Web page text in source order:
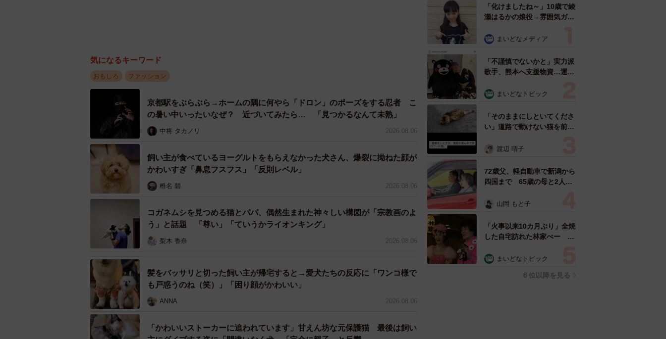
目を疑うような「特大ポケット付きポケTee」の写真をTwitterに投稿したのは、些細リョウ
@33ry1
）。昔からものづくりが好きで、普段はオリジナルTシャツやZINE（個人的
な趣味の雑誌のようなもの）などをよく作っていらっしゃるそうです。
気になるキーワード
おもしろ ファッション
京都駅をぶらぶら→ホームの隅に何やら「ドロン」のポーズをする忍者 こ
の暑い中いったいなぜ？ 近づいてみたら… 「見つかるなんて未熟」
中将 タカノリ 2026.08.06
飼い主が食べているヨーグルトをもらえなかった犬さん、爆裂に拗ねた顔が
かわいすぎ「鼻息フスフス」「反則レベル」
椎名 碧 2026.08.06
コガネムシを見つめる猫とパパ、偶然生まれた神々しい構図が「宗教画のよ
う」と話題 「尊い」「ていうかライオンキング」
梨木 香奈 2026.08.06
髪をバッサリと切った飼い主が帰宅すると→愛犬たちの反応に「ワンコ様で
も戸惑うのね（笑）」「困り顔がかわいい」
ANNA 2026.08.06
「かわいいストーカーに追われています」甘えん坊な元保護猫 最後は飼い
「化けましたね～」10歳で綾
瀬はるかの娘役→雰囲気ガラ
雰囲気が」「宝塚に入れそ
まいどなメディア
「不謹慎でないかと」実力派
歌手、熊本へ支援物資…運搬
めらい 「痛いほど伝わる」
まいどなトピック
「そのままにしといてくださ
い」道路で動けない猫を前に
ようとした4日間 「命の重
表の訴え
渡辺 晴子
72歳父、軽自動車で新潟から
四国まで 65歳の母と2人で
憩まで分刻み… 「大学生で
山岡 もと子
「火事以来10カ月ぶり」全焼
した自宅訪れた林家ぺー 内
ン状態の部屋に呆然
まいどなトピック
６位以降を見る